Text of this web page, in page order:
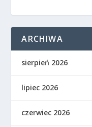
ARCHIWA
sierpień 2026
lipiec 2026
czerwiec 2026